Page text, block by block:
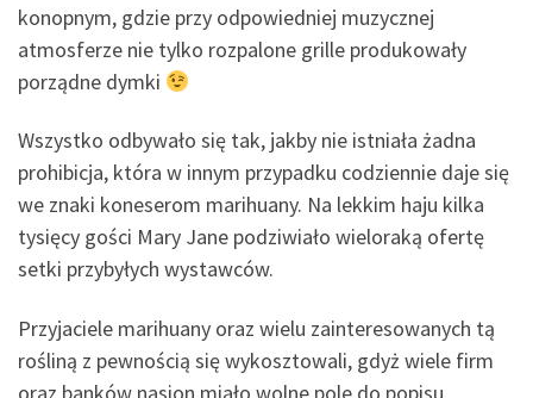
konopnym, gdzie przy odpowiedniej muzycznej
atmosferze nie tylko rozpalone grille produkowały
porządne dymki
Wszystko odbywało się tak, jakby nie istniała żadna
prohibicja, która w innym przypadku codziennie daje się
we znaki koneserom marihuany. Na lekkim haju kilka
tysięcy gości Mary Jane podziwiało wieloraką ofertę
setki przybyłych wystawców.
Przyjaciele marihuany oraz wielu zainteresowanych tą
rośliną z pewnością się wykosztowali, gdyż wiele firm
oraz banków nasion miało wolne pole do popisu